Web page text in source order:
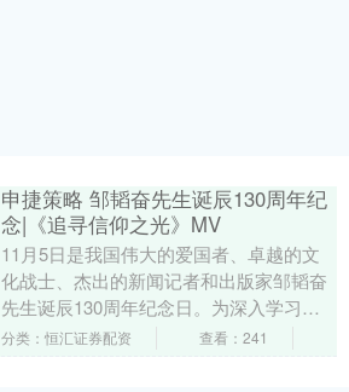
申捷策略 邹韬奋先生诞辰130周年纪
念|《追寻信仰之光》MV
11月5日是我国伟大的爱国者、卓越的文
化战士、杰出的新闻记者和出版家邹韬奋
先生诞辰130周年纪念日。为深入学习实
践习近平文化思想，传承弘扬“韬奋精
分类：恒汇证券配资 查看：241